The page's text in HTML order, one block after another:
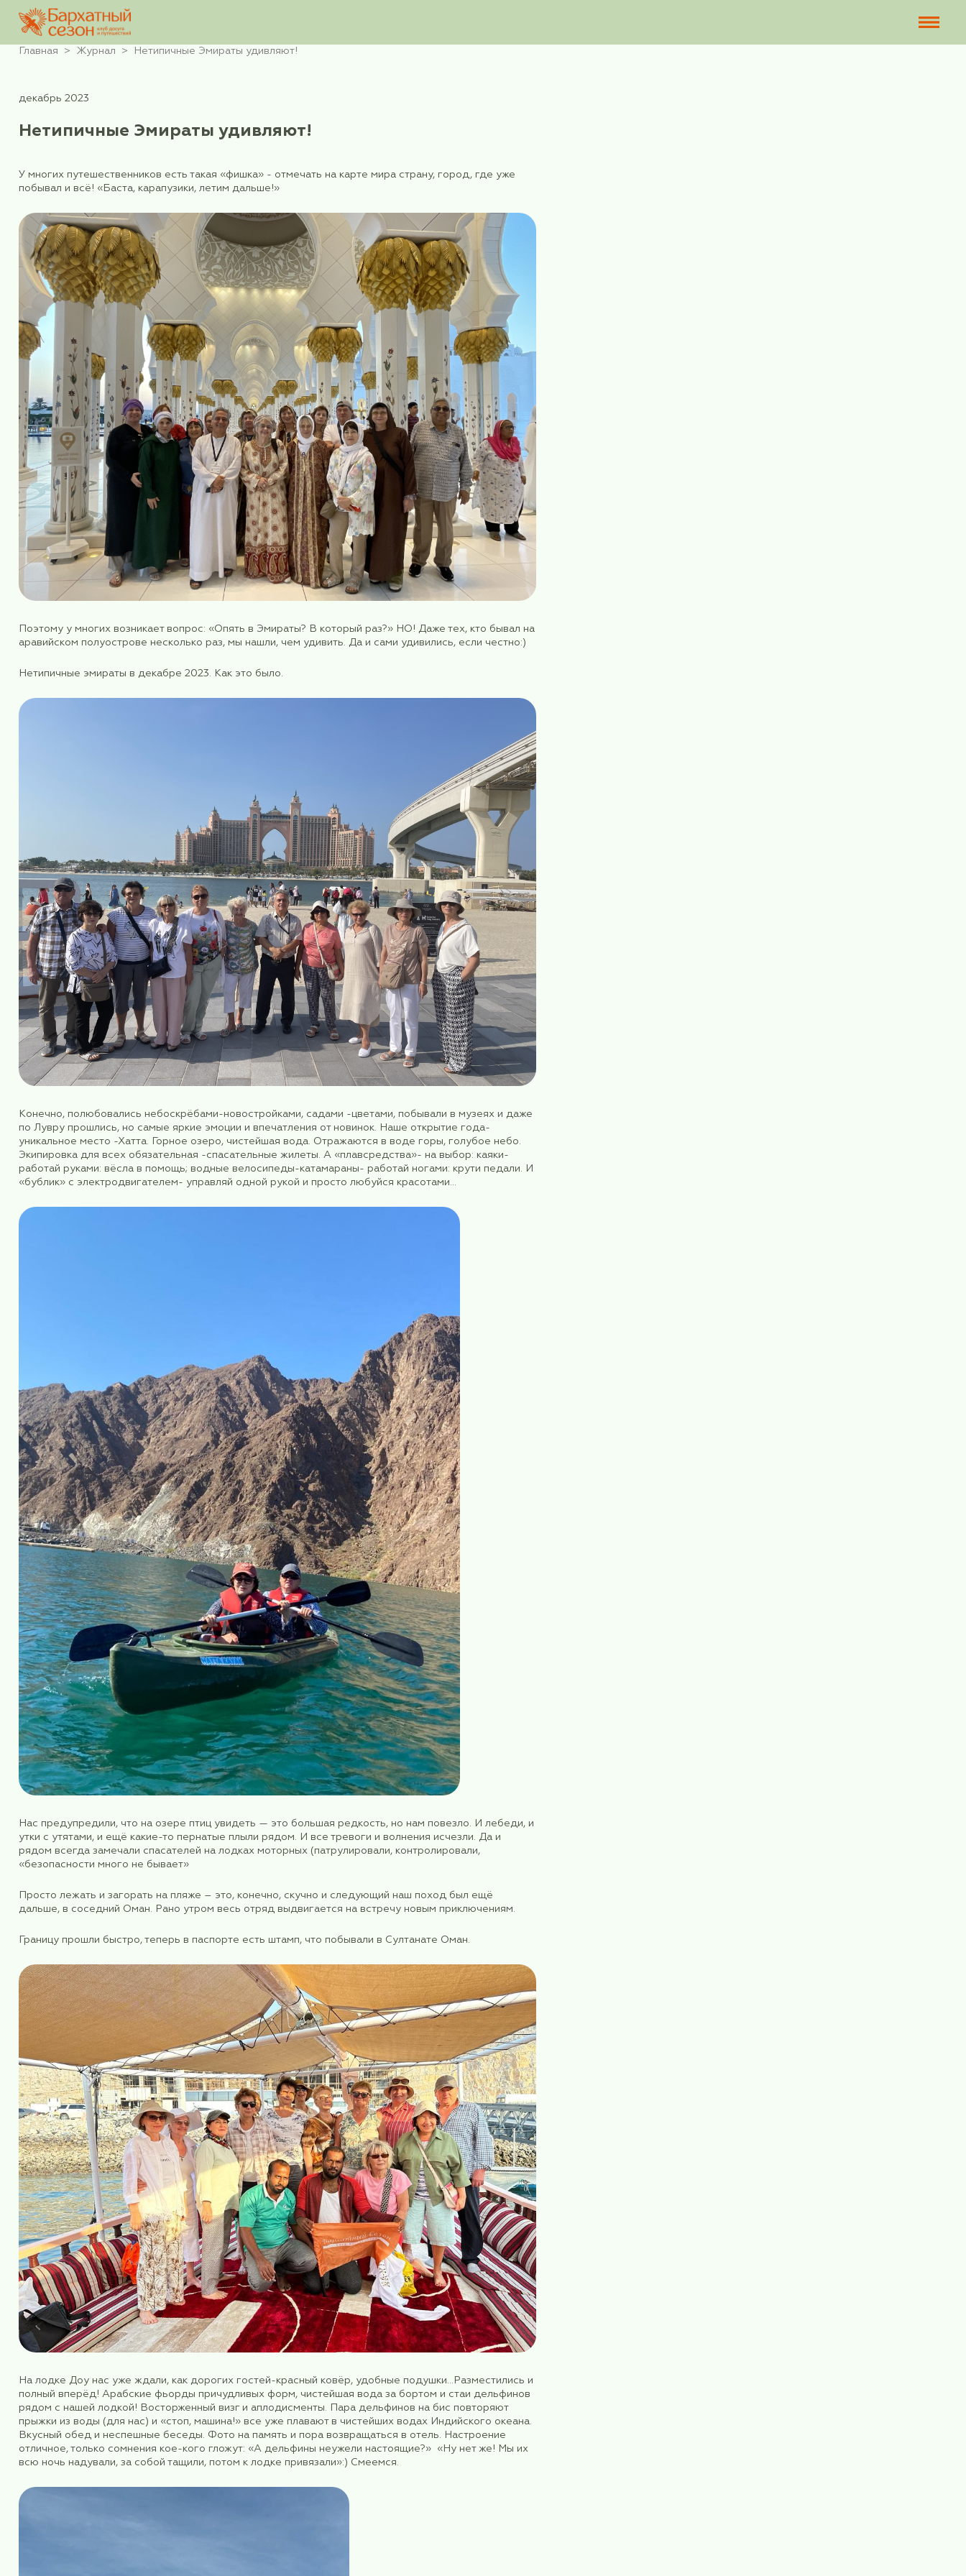
декабрь 2023
У многих путешественников есть такая «фишка» - отмечать на карте мира страну, город, где уже
побывал и всё! «Баста, карапузики, летим дальше!»
Поэтому у многих возникает вопрос: «Опять в Эмираты? В который раз?» НО! Даже тех, кто бывал на
аравийском полуострове несколько раз, мы нашли, чем удивить. Да и сами удивились, если честно:)
Нетипичные эмираты в декабре 2023. Как это было.
Конечно, полюбовались небоскрёбами-новостройками, садами -цветами, побывали в музеях и даже
по Лувру прошлись, но самые яркие эмоции и впечатления от новинок. Наше открытие года-
уникальное место -Хатта. Горное озеро, чистейшая вода. Отражаются в воде горы, голубое небо.
Экипировка для всех обязательная -спасательные жилеты. А «плавсредства»- на выбор: каяки-
работай руками: вёсла в помощь; водные велосипеды-катамараны- работай ногами: крути педали. И
«бублик» с электродвигателем- управляй одной рукой и просто любуйся красотами…
Нас предупредили, что на озере птиц увидеть — это большая редкость, но нам повезло. И лебеди, и
утки с утятами, и ещё какие-то пернатые плыли рядом. И все тревоги и волнения исчезли. Да и
рядом всегда замечали спасателей на лодках моторных (патрулировали, контролировали,
«безопасности много не бывает»
дальше, в соседний Оман. Рано утром весь отряд выдвигается на встречу новым приключениям.
Границу прошли быстро, теперь в паспорте есть штамп, что побывали в Султанате Оман.